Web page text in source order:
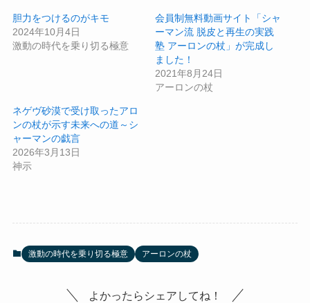
胆力をつけるのがキモ
2024年10月4日
激動の時代を乗り切る極意
会員制無料動画サイト「シャ
ーマン流 脱皮と再生の実践
塾 アーロンの杖」が完成し
ました！
2021年8月24日
アーロンの杖
ネゲヴ砂漠で受け取ったアロ
ンの杖が示す未来への道～シ
ャーマンの戯言
2026年3月13日
神示
激動の時代を乗り切る極意 アーロンの杖
よかったらシェアしてね！